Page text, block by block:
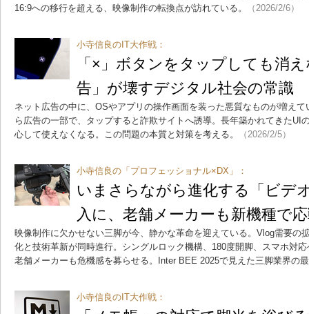
16:9への移行を超える、映像制作の転換点が訪れている。
（2026/2/6）
小寺信良のIT大作戦：
「×」ボタンをタップしても消
告」が壊すデジタル社会の常識
ネット広告の中に、OSやアプリの操作画面を装った悪質なものが増え
ら広告の一部で、タップすると詐欺サイトへ誘導。長年築かれてきたUI
心して使えなくなる。この問題の本質と対策を考える。
（2026/2/5）
小寺信良の「プロフェッショナル×DX」：
いまさらながら進化する「ビデ
入に、老舗メーカーも新機種で
映像制作に欠かせない三脚が今、静かな革命を迎えている。Vlog需要の
化と技術革新が同時進行。シングルロック機構、180度開脚、スマホ対
老舗メーカーも危機感を募らせる。Inter BEE 2025で見えた三脚業界の
小寺信良のIT大作戦：